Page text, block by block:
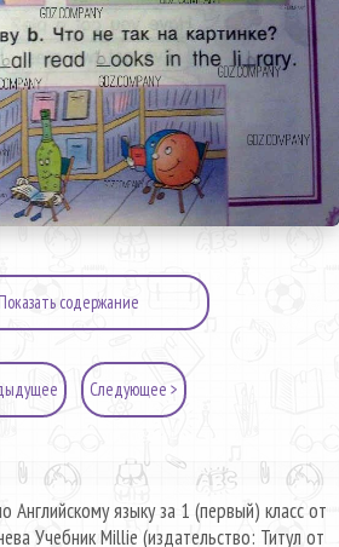
Показать содержание
Следующее >
Английскому языку за 1 (первый) класс от
Учебник Millie (издательство: Титул от